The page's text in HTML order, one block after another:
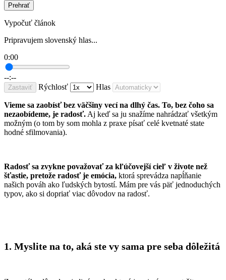
Prehrať
Vypočuť článok
Pripravujem slovenský hlas...
0:00
--:--
Zastaviť Rýchlosť Hlas
Vieme sa zaobísť bez väčšiny vecí na dlhý čas. To, bez čoho sa
nezaobídeme, je radosť.Aj keď sa ju snažíme nahrádzať všetkým
možným (o tom by som mohla z praxe písať celé kvetnaté state
hodné sfilmovania).
Radosť sa zvykne považovať za kľúčovejší cieľ v živote než
šťastie, pretože radosť je emócia, ktorá sprevádza napĺňanie
našich pováh ako ľudských bytostí. Mám pre vás päť jednoduchých
typov, ako si dopriať viac dôvodov na radosť.
1. Myslite na to, aká ste vy sama pre seba dôležitá